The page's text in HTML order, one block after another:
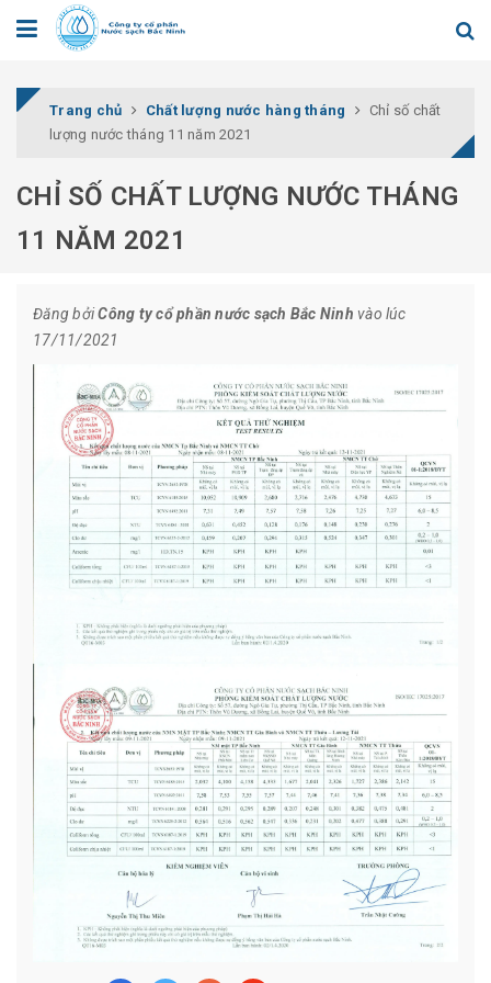
Trang chủ Chất lượng nước hàng tháng
Chỉ số chất
lượng nước tháng 11 năm 2021
CHỈ SỐ CHẤT LƯỢNG NƯỚC THÁNG
11 NĂM 2021
Đăng bởiCông ty cổ phần nước sạch Bắc Ninh vào lúc
17/11/2021